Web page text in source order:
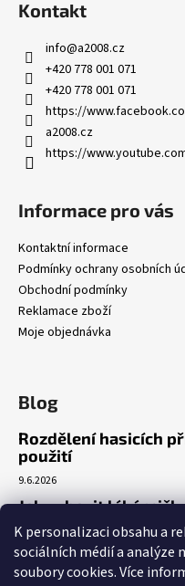
K personalizaci obsahu a
sociálních médií a analýze
soubory cookies. Více
Kontakt
info@a2008.cz
+420 778 001 071
+420 778 001 071
https://
a2008.cz
https://
Informace pro vás
Kontaktní informace
Podmínky ochrany osobních
Obchodní podmínky
Reklamace zboží
Moje objednávka
Blog
Rozdělení hasicích
použití
9.6.2026
Jak vybavit
7.3.2026
Venkovní realizace
5.3.2026